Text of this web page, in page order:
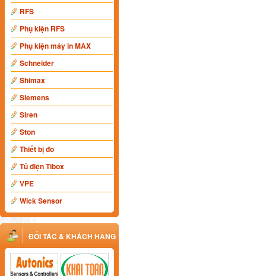
RFS
Phụ kiện RFS
Phụ kiện máy in MAX
Schneider
Shimax
Siemens
Siren
Ston
Thiết bị đo
Tủ điện Tibox
VPE
Wick Sensor
ĐỐI TÁC & KHÁCH HÀNG